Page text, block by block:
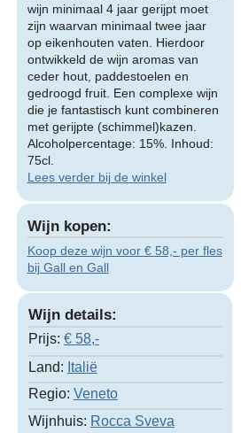
wijn minimaal 4 jaar gerijpt moet
zijn waarvan minimaal twee jaar
op eikenhouten vaten. Hierdoor
ontwikkeld de wijn aromas van
ceder hout, paddestoelen en
gedroogd fruit. Een complexe wijn
die je fantastisch kunt combineren
met gerijpte (schimmel)kazen.
Alcoholpercentage: 15%. Inhoud:
75cl.
Lees verder bij de winkel
Wijn kopen:
Koop deze wijn voor € 58,- per fles
bij Gall en Gall
Wijn details:
Prijs: € 58,-
Land: Italië
Regio: Veneto
Wijnhuis: Rocca Sveva